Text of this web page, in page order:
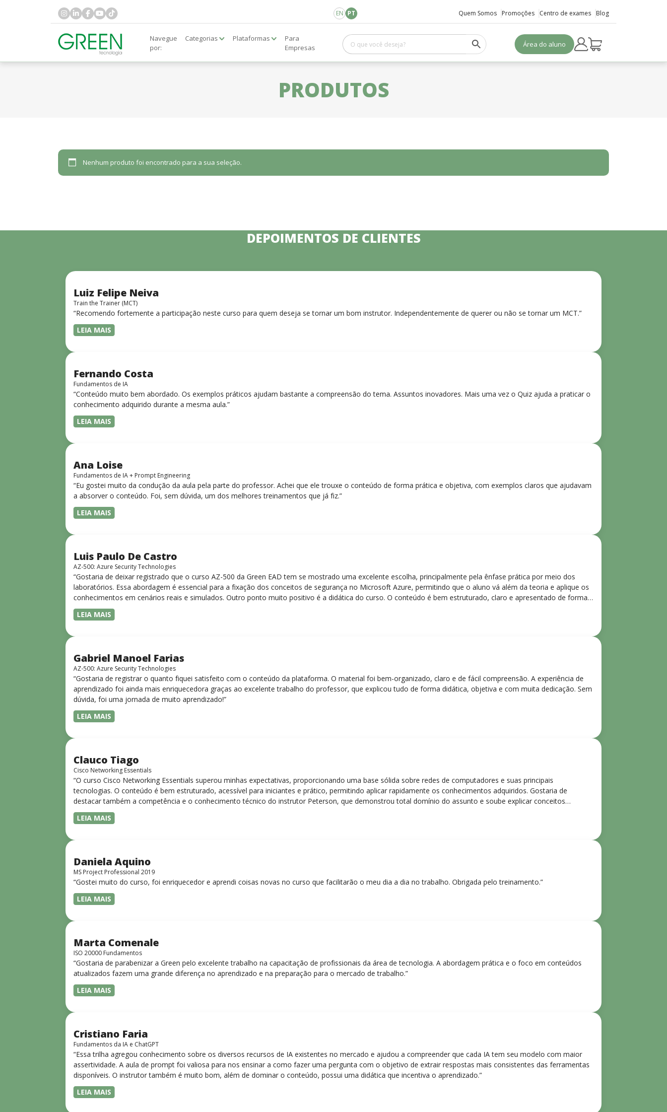
EN PT
Área do aluno
Quem Somos Promoções Centro de exames Blog
Navegue
por:
Categorias Plataformas
Para
Empresas
PRODUTOS
Nenhum produto foi encontrado para a sua seleção.
DEPOIMENTOS DE CLIENTES
Luiz Felipe Neiva
Train the Trainer (MCT)
“Recomendo fortemente a participação neste curso para quem deseja se tornar um bom instrutor. Independentemente de querer ou não se tornar um MCT.”
LEIA MAIS
Fernando Costa
Fundamentos de IA
“Conteúdo muito bem abordado. Os exemplos práticos ajudam bastante a compreensão do tema. Assuntos inovadores. Mais uma vez o Quiz ajuda a praticar o
conhecimento adquirido durante a mesma aula.”
LEIA MAIS
Ana Loise
Fundamentos de IA + Prompt Engineering
“Eu gostei muito da condução da aula pela parte do professor. Achei que ele trouxe o conteúdo de forma prática e objetiva, com exemplos claros que ajudavam
a absorver o conteúdo. Foi, sem dúvida, um dos melhores treinamentos que já fiz.”
LEIA MAIS
Luis Paulo De Castro
AZ-500: Azure Security Technologies
“Gostaria de deixar registrado que o curso AZ-500 da Green EAD tem se mostrado uma excelente escolha, principalmente pela ênfase prática por meio dos
laboratórios. Essa abordagem é essencial para a fixação dos conceitos de segurança no Microsoft Azure, permitindo que o aluno vá além da teoria e aplique os
conhecimentos em cenários reais e simulados. Outro ponto muito positivo é a didática do curso. O conteúdo é bem estruturado, claro e apresentado de forma
progressiva, o que facilita o entendimento mesmo para quem não tem uma bagagem técnica muito avançada.”
LEIA MAIS
Gabriel Manoel Farias
AZ-500: Azure Security Technologies
“Gostaria de registrar o quanto fiquei satisfeito com o conteúdo da plataforma. O material foi bem-organizado, claro e de fácil compreensão. A experiência de
aprendizado foi ainda mais enriquecedora graças ao excelente trabalho do professor, que explicou tudo de forma didática, objetiva e com muita dedicação. Sem
dúvida, foi uma jornada de muito aprendizado!”
LEIA MAIS
Clauco Tiago
Cisco Networking Essentials
“O curso Cisco Networking Essentials superou minhas expectativas, proporcionando uma base sólida sobre redes de computadores e suas principais
tecnologias. O conteúdo é bem estruturado, acessível para iniciantes e prático, permitindo aplicar rapidamente os conhecimentos adquiridos. Gostaria de
destacar também a competência e o conhecimento técnico do instrutor Peterson, que demonstrou total domínio do assunto e soube explicar conceitos
complexos de forma clara e objetiva. Sua didática facilitou o aprendizado e tornou as aulas dinâmicas e envolventes. Recomendo o curso para todos que
desejam iniciar ou aprofundar seus conhecimentos em redes!”
LEIA MAIS
Daniela Aquino
MS Project Professional 2019
“Gostei muito do curso, foi enriquecedor e aprendi coisas novas no curso que facilitarão o meu dia a dia no trabalho. Obrigada pelo treinamento.”
LEIA MAIS
Marta Comenale
ISO 20000 Fundamentos
“Gostaria de parabenizar a Green pelo excelente trabalho na capacitação de profissionais da área de tecnologia. A abordagem prática e o foco em conteúdos
atualizados fazem uma grande diferença no aprendizado e na preparação para o mercado de trabalho.”
LEIA MAIS
Cristiano Faria
Fundamentos da IA e ChatGPT
“Essa trilha agregou conhecimento sobre os diversos recursos de IA existentes no mercado e ajudou a compreender que cada IA tem seu modelo com maior
assertividade. A aula de prompt foi valiosa para nos ensinar a como fazer uma pergunta com o objetivo de extrair respostas mais consistentes das ferramentas
disponíveis. O instrutor também é muito bom, além de dominar o conteúdo, possui uma didática que incentiva o aprendizado.”
LEIA MAIS